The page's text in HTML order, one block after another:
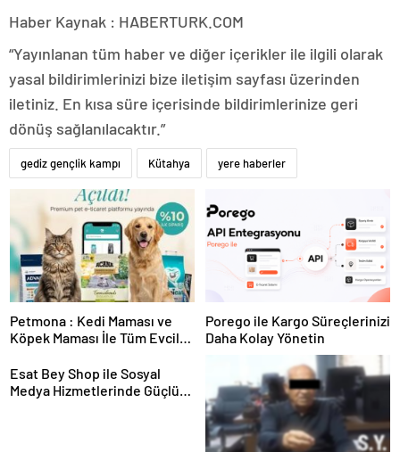
Haber Kaynak : HABERTURK.COM
“Yayınlanan tüm haber ve diğer içerikler ile ilgili olarak
yasal bildirimlerinizi bize iletişim sayfası üzerinden
iletiniz. En kısa süre içerisinde bildirimlerinize geri
dönüş sağlanılacaktır.”
gediz gençlik kampı Kütahya yere haberler
Petmona : Kedi Maması ve
Köpek Maması İle Tüm Evcil
Porego ile Kargo Süreçlerinizi
Daha Kolay Yönetin
Esat Bey Shop ile Sosyal
Medya Hizmetlerinde Güçlü